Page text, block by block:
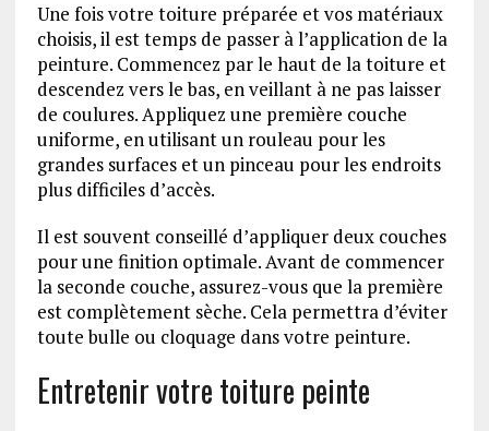
Une fois votre toiture préparée et vos matériaux
choisis, il est temps de passer à l’application de la
peinture. Commencez par le haut de la toiture et
descendez vers le bas, en veillant à ne pas laisser
de coulures. Appliquez une première couche
uniforme, en utilisant un rouleau pour les
grandes surfaces et un pinceau pour les endroits
plus difficiles d’accès.
Il est souvent conseillé d’appliquer deux couches
pour une finition optimale. Avant de commencer
la seconde couche, assurez-vous que la première
est complètement sèche. Cela permettra d’éviter
toute bulle ou cloquage dans votre peinture.
Entretenir votre toiture peinte